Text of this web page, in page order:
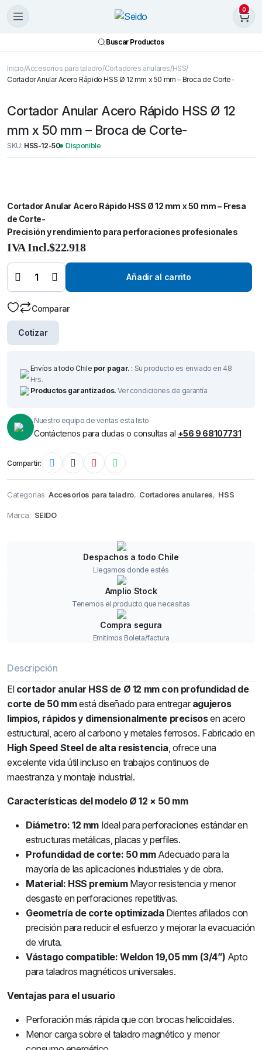
0
Buscar Productos
Inicio Accesorios para taladro Cortadores anulares HSS
Cortador Anular Acero Rápido HSS Ø 12 mm x 50 mm – Broca de Corte-
Cortador Anular Acero Rápido HSS Ø 12
mm x 50 mm – Broca de Corte-
SKU: HSS-12-50 Disponible
Cortador Anular Acero Rápido HSS Ø 12 mm x 50 mm – Fresa
de Corte-
Precisión y rendimiento para perforaciones profesionales
$22.918
IVA Incl.
Cortador
Anular
Acero
HSS Ø
12 mm x
Broca
de
Corte-
Añadir al carrito
Comparar
Cotizar
Envíos a todo Chile por pagar. : Su producto es enviado en 48
Hrs.
Productos garantizados. Ver condiciones de garantía
Nuestro equipo de ventas esta listo
Contáctenos para dudas o consultas al +56 9 68107731
Compartir:
Categorias Accesorios para taladro, Cortadores anulares, HSS
Marca: SEIDO
Despachos a todo Chile
Llegamos donde estés
Amplio Stock
Tenemos el producto que necesitas
Compra segura
Emitimos Boleta/factura
Descripción
El cortador anular HSS de Ø 12 mm con profundidad de
corte de 50 mmestá diseñado para entregar agujeros
limpios, rápidos y dimensionalmente precisosen acero
estructural, acero al carbono y metales ferrosos. Fabricado en
High Speed Steel de alta resistencia, ofrece una
excelente vida útil incluso en trabajos continuos de
maestranza y montaje industrial.
Características del modelo Ø 12 × 50 mm
Diámetro: 12 mm Ideal para perforaciones estándar en
estructuras metálicas, placas y perfiles.
Profundidad de corte: 50 mmAdecuado para la
mayoría de las aplicaciones industriales y de obra.
Material: HSS premiumMayor resistencia y menor
desgaste en perforaciones repetitivas.
Geometría de corte optimizada Dientes afilados con
precisión para reducir el esfuerzo y mejorar la evacuación
de viruta.
Vástago compatible: Weldon 19,05 mm (3/4”) Apto
para taladros magnéticos universales.
Ventajas para el usuario
Perforación más rápida que con brocas helicoidales.
Menor carga sobre el taladro magnético y menor